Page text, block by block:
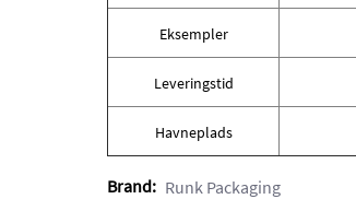
Eksempler
Leveringstid
Havneplads
Brand: Runk Packaging